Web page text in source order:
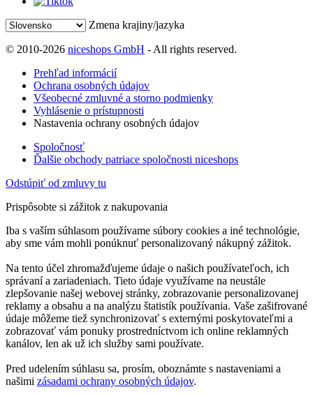
Zmena krajiny/jazyka
© 2010-2026 niceshops GmbH - All rights reserved.
Prehľad informácií
Ochrana osobných údajov
Všeobecné zmluvné a storno podmienky
Vyhlásenie o prístupnosti
Nastavenia ochrany osobných údajov
Spoločnosť
Ďalšie obchody patriace spoločnosti niceshops
Odstúpiť od zmluvy tu
Prispôsobte si zážitok z nakupovania
Iba s vaším súhlasom používame súbory cookies a iné technológie,
aby sme vám mohli ponúknuť personalizovaný nákupný zážitok.
Na tento účel zhromažďujeme údaje o našich používateľoch, ich
správaní a zariadeniach. Tieto údaje využívame na neustále
zlepšovanie našej webovej stránky, zobrazovanie personalizovanej
reklamy a obsahu a na analýzu štatistík používania. Vaše zašifrované
údaje môžeme tiež synchronizovať s externými poskytovateľmi a
zobrazovať vám ponuky prostredníctvom ich online reklamných
kanálov, len ak už ich služby sami používate.
Pred udelením súhlasu sa, prosím, oboznámte s nastaveniami a
našimi zásadami ochrany osobných údajov.